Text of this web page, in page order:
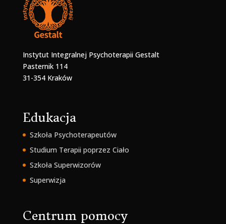
Instytut Integralnej Psychoterapii Gestalt
Pasternik 114
31-354 Kraków
Edukacja
Szkoła Psychoterapeutów
Studium Terapii poprzez Ciało
Szkoła Superwizorów
Superwizja
Centrum pomocy